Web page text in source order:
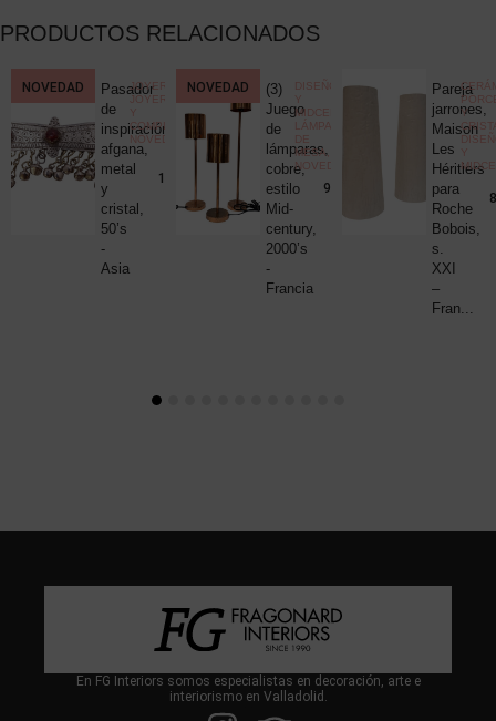
PRODUCTOS RELACIONADOS
,
€
NOVEDAD
Pasador
de
inspiración
afgana,
metal
y
cristal,
50’s
-
Asia
JOYERÍA
JOYERÍA
Y
COMPLEMENTOS
NOVEDADES
190,00
NOVEDAD
(3)
Juego
de
lámparas,
cobre,
estilo
Mid-
century,
2000’s
-
Francia
DISEÑO
Y
MIDCENTURY
LÁMPARAS
DE
MESA,
NOVEDADES
980,00
Pareja
jarrones,
Maison
Les
Héritiers
para
Roche
Bobois,
s.
XXI
–
Fran...
Y
Y
En FG Interiors somos especialistas en decoración, arte e
interiorismo en Valladolid.